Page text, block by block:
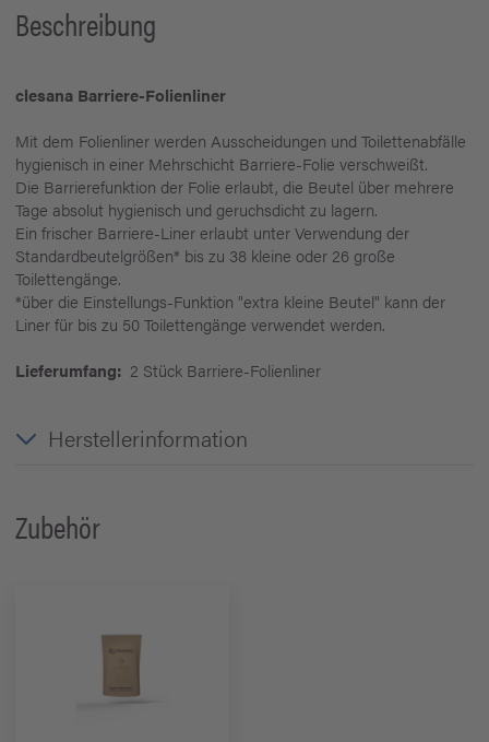
Beschreibung
clesana Barriere-Folienliner
Mit dem Folienliner werden Ausscheidungen und Toilettenabfälle
hygienisch in einer Mehrschicht Barriere-Folie verschweißt.
Die Barrierefunktion der Folie erlaubt, die Beutel über mehrere
Tage absolut hygienisch und geruchsdicht zu lagern.
Ein frischer Barriere-Liner erlaubt unter Verwendung der
Standardbeutelgrößen* bis zu 38 kleine oder 26 große
Toilettengänge.
*über die Einstellungs-Funktion "extra kleine Beutel" kann der
Liner für bis zu 50 Toilettengänge verwendet werden.
Lieferumfang: 2 Stück Barriere-Folienliner
Herstellerinformation
Zubehör